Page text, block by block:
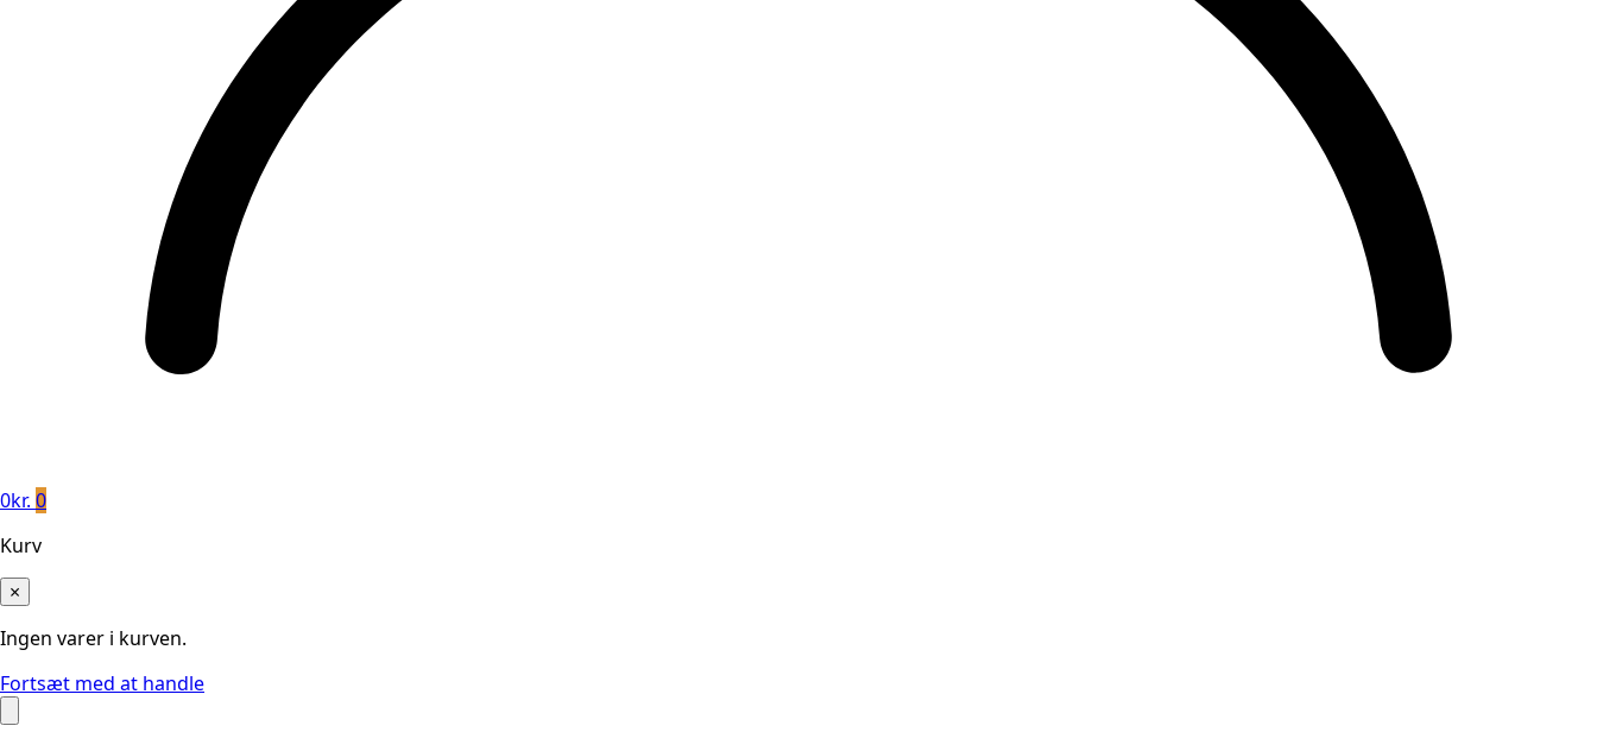
0kr. 0
Kurv
×
Ingen varer i kurven.
Fortsæt med at handle